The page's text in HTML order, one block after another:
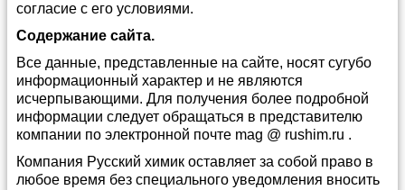
согласие с его условиями.
Содержание сайта.
Все данные, представленные на сайте, носят сугубо
информационный характер и не являются
исчерпывающими. Для получения более подробной
информации следует обращаться в представителю
компании по электронной почте mag @ rushim.ru .
Компания Русский химик оставляет за собой право в
любое время без специального уведомления вносить